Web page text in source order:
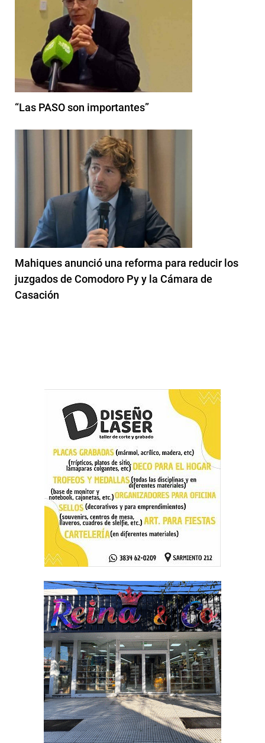
“Las PASO son importantes”
Mahiques anunció una reforma para reducir los
juzgados de Comodoro Py y la Cámara de
Casación